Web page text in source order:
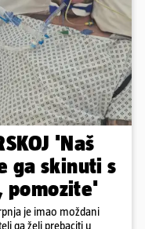
'Naš
ga skinuti s
pomozite'
je imao moždani
ga želi prebaciti u